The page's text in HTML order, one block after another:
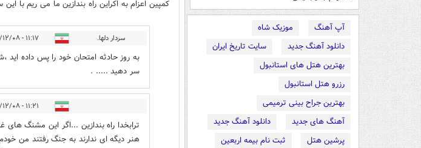
آپ آهنگ
موزیک شاه
دانلود آهنگ جدید
سایت تاریخ ایران
بهترین هتل های استانبول
رزرو هتل استانبول
بهترین جراح بینی ترمیمی
آهنگ های جدید
دانلود آهنگ جدید
پرشین هتل
ثبت نام بیمه اربعین
کمپین اعزام به اکراین راه بندازین ما می ریم با
سردار دلها. ۱۱:۱۷ - ۱۴۰۰/۱۲/۰۸
به روز حادثه امتحان خود را پس داده اید
سر دهید ..... .
۱۱:۲۱ - ۱۴۰۰/۱۲/۰۸
ترابخدا راه بندازین ...اگر این مشنگ
هنر دیگه ای ندارند به جنگ رفتند من